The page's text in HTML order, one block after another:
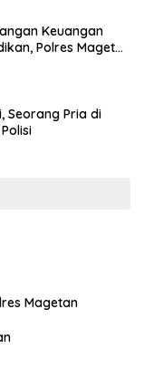
Keuangan
Polres Magetan
Seorang Pria di
Magetan